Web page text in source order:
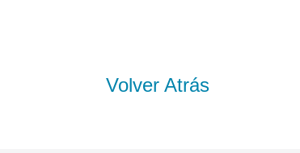
Volver Atrás